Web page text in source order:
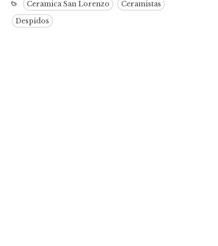
Ceramica San Lorenzo
Ceramistas
Despidos